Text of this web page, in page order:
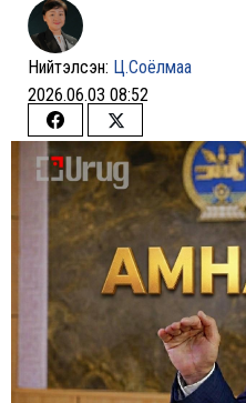
Нийтэлсэн: Ц.Соёлмаа
2026.06.03 08:52
Share
on
Facebook
Share
on
Twitter